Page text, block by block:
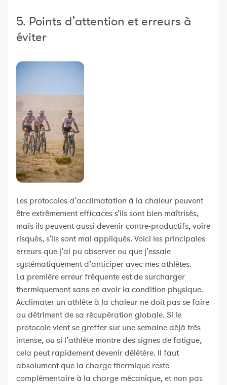
5. Points d’attention et erreurs à
éviter
Les protocoles d’acclimatation à la chaleur peuvent
être extrêmement efficaces s’ils sont bien maîtrisés,
mais ils peuvent aussi devenir contre-productifs, voire
risqués, s’ils sont mal appliqués. Voici les principales
erreurs que j’ai pu observer ou que j’essaie
systématiquement d’anticiper avec mes athlètes.
La première erreur fréquente est de surcharger
thermiquement sans en avoir la condition physique.
Acclimater un athlète à la chaleur ne doit pas se faire
au détriment de sa récupération globale. Si le
protocole vient se greffer sur une semaine déjà très
intense, ou si l’athlète montre des signes de fatigue,
cela peut rapidement devenir délétère. Il faut
absolument que la charge thermique reste
complémentaire à la charge mécanique, et non pas